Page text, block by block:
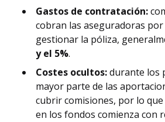
Gastos de contratación:
cobran las aseguradoras
gestionar la póliza,
y el 5%.
Costes ocultos:durante los
mayor parte de las
cubrir comisiones, por lo
en los fondos comienza con